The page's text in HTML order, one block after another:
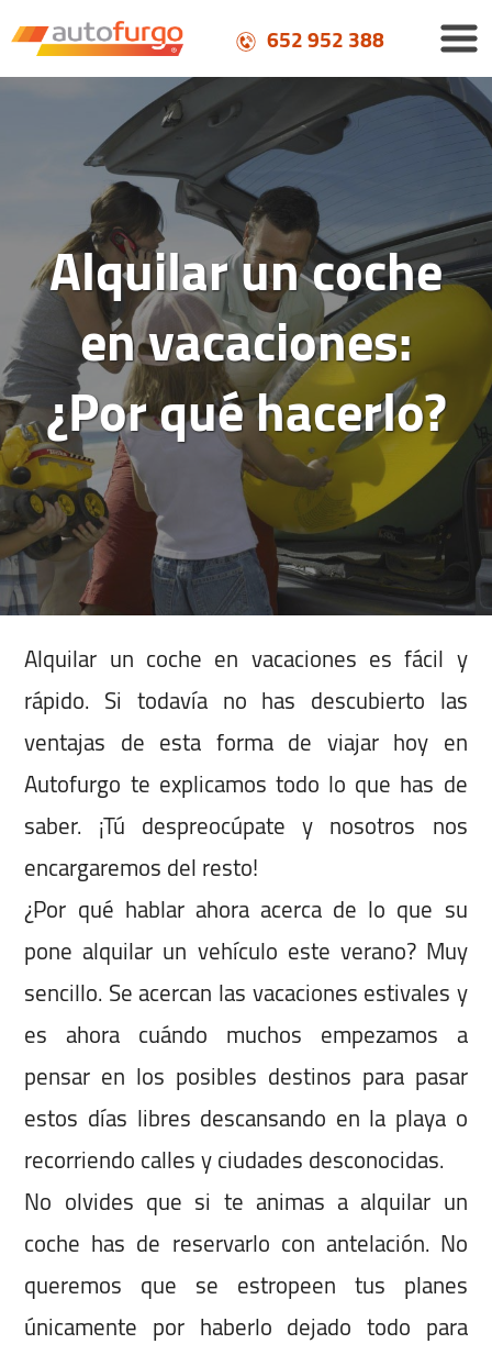
652 952 388
Alquilar un coche
en vacaciones:
¿Por qué hacerlo?
Alquilar un coche en vacaciones es fácil y
rápido. Si todavía no has descubierto las
ventajas de esta forma de viajar hoy en
Autofurgo te explicamos todo lo que has de
saber. ¡Tú despreocúpate y nosotros nos
encargaremos del resto!
¿Por qué hablar ahora acerca de lo que su
pone alquilar un vehículo este verano? Muy
sencillo. Se acercan las vacaciones estivales y
es ahora cuándo muchos empezamos a
pensar en los posibles destinos para pasar
estos días libres descansando en la playa o
recorriendo calles y ciudades desconocidas.
No olvides que si te animas a alquilar un
coche has de reservarlo con antelación. No
queremos que se estropeen tus planes
únicamente por haberlo dejado todo para